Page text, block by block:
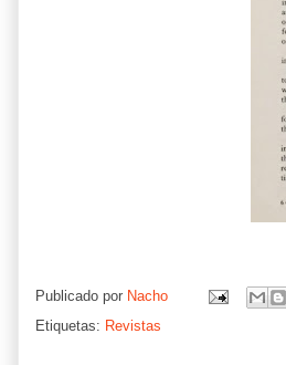
Publicado por Nacho
Etiquetas: Revistas